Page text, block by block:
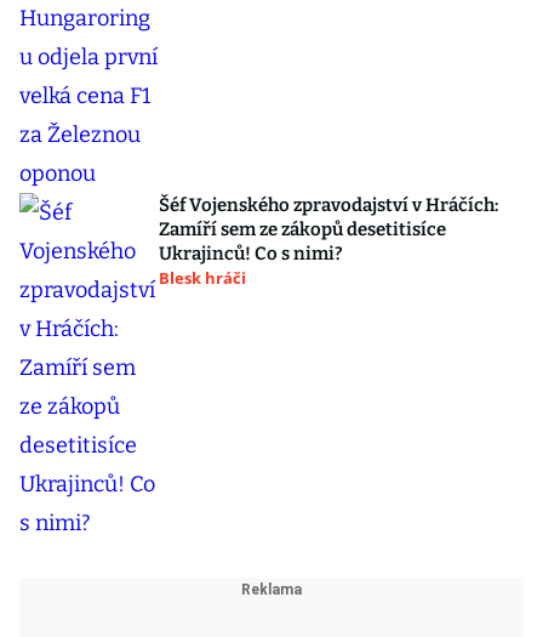
Šéf Vojenského zpravodajství v Hráčích:
Zamíří sem ze zákopů desetitisíce
Ukrajinců! Co s nimi?
Blesk hráči